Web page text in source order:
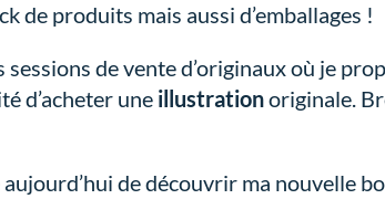
de produits mais aussi d’emballages !
de vente d’originaux où je
d’acheter une illustrationoriginale.
de découvrir ma nouvelle